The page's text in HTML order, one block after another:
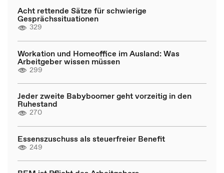
Acht rettende Sätze für schwierige
Gesprächssituationen
329
Workation und Homeoffice im Ausland: Was
Arbeitgeber wissen müssen
299
Jeder zweite Babyboomer geht vorzeitig in den
Ruhestand
270
Essenszuschuss als steuerfreier Benefit
249